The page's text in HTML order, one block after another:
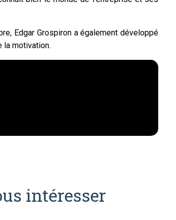
Edgar Grospiron a également développé
la motivation.
intéresser